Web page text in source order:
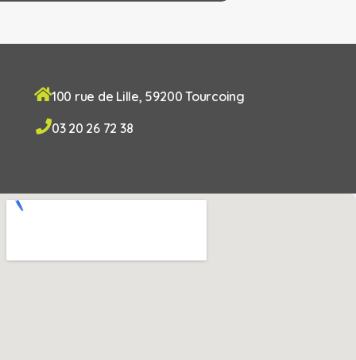
100 rue de Lille, 59200 Tourcoing
03 20 26 72 38